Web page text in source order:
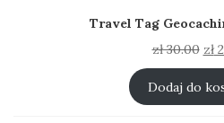
Travel Tag
zł30.00
zł
zł
Dodaj do